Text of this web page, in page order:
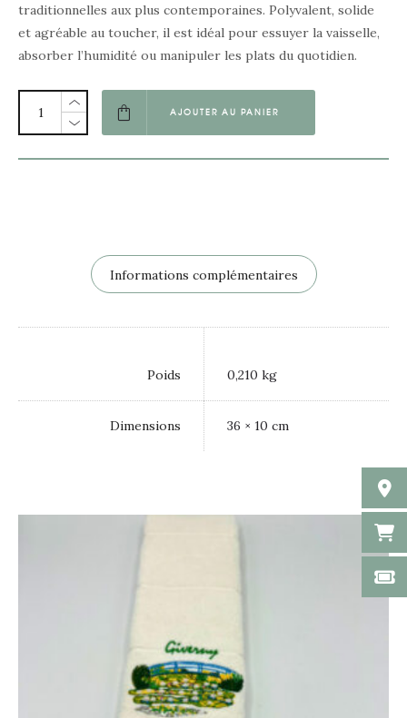
traditionnelles aux plus contemporaines. Polyvalent, solide
et agréable au toucher, il est idéal pour essuyer la vaisselle,
absorber l’humidité ou manipuler les plats du quotidien.
AJOUTER AU PANIER
Informations complémentaires
Poids 0,210 kg
Dimensions 36 × 10 cm